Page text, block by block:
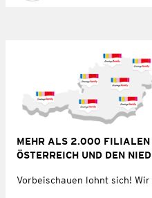
MEHR ALS 2.000 FILIALEN
ÖSTERREICH UND DEN
Vorbeischauen lohnt sich!